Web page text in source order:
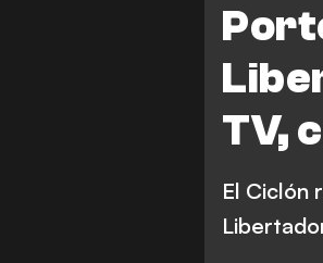
TV,
El Ciclón